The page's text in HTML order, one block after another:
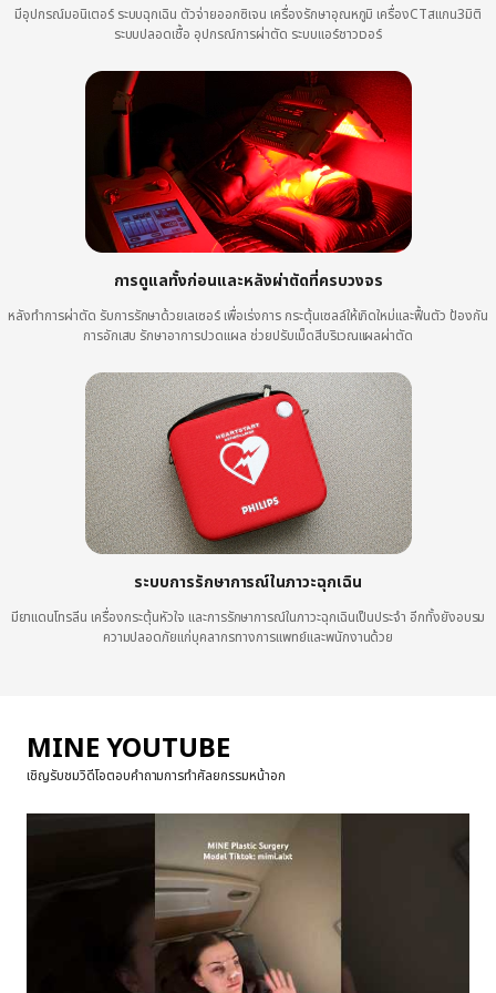
มีอุปกรณ์มอนิเตอร์ ระบบฉุกเฉิน ตัวจ่ายออกซิเจน เครื่องรักษาอุณหภูมิ เครื่องCTสแกน3มิติ
ระบบปลอดเชื้อ อุปกรณ์การผ่าตัด ระบบแอร์ชาวเวอร์
การดูแลทั้งก่อนและหลังผ่าตัดที่ครบวงจร
หลังทำการผ่าตัด รับการรักษาด้วยเลเซอร์ เพื่อเร่งการ กระตุ้นเซลล์ให้เกิดใหม่และฟื้นตัว ป้องกัน
การอักเสบ รักษาอาการปวดแผล ช่วยปรับเม็ดสีบริเวณแผลผ่าตัด
ระบบการรักษาการณ์ในภาวะฉุกเฉิน
มียาแดนโทรลีน เครื่องกระตุ้นหัวใจ และการรักษาการณ์ในภาวะฉุกเฉินเป็นประจำ อีกทั้งยังอบรม
ความปลอดภัยแก่บุคลากรทางการแพทย์และพนักงานด้วย
MINE YOUTUBE
เชิญรับชมวิดีโอตอบคำถามการทำศัลยกรรมหน้าอก